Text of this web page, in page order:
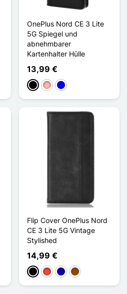
OnePlus Nord CE 3 Lite
5G Spiegel und
abnehmbarer
Kartenhalter Hülle
13,99 €
SchwarzRoségold
Blau
Flip Cover OnePlus Nord
CE 3 Lite 5G Vintage
Stylished
14,99 €
Schwarz
Rot Dunkelblau
Braun